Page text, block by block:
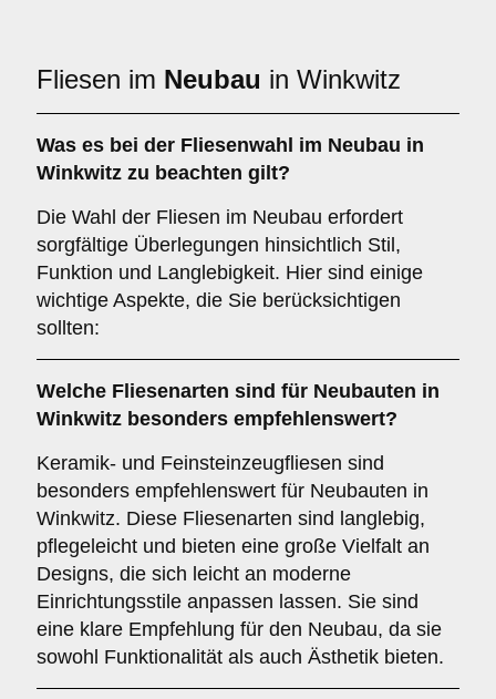
Fliesen im Neubau in Winkwitz
Was es bei der Fliesenwahl im Neubau in
Winkwitz zu beachten gilt?
Die Wahl der Fliesen im Neubau erfordert
sorgfältige Überlegungen hinsichtlich Stil,
Funktion und Langlebigkeit. Hier sind einige
wichtige Aspekte, die Sie berücksichtigen
sollten:
Welche Fliesenarten sind für Neubauten in
Winkwitz besonders empfehlenswert?
Keramik- und Feinsteinzeugfliesen sind
besonders empfehlenswert für Neubauten in
Winkwitz. Diese Fliesenarten sind langlebig,
pflegeleicht und bieten eine große Vielfalt an
Designs, die sich leicht an moderne
Einrichtungsstile anpassen lassen. Sie sind
eine klare Empfehlung für den Neubau, da sie
sowohl Funktionalität als auch Ästhetik bieten.